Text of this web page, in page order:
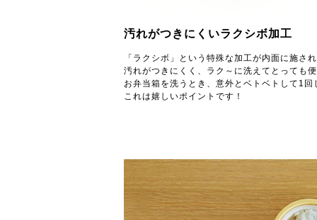
汚れがつきにくいラクシボ加工
「ラクシボ」という特殊な加工が内面に施さ
汚れがつきにくく、ラク～に洗えてとっても
お弁当箱を洗うとき、意外とベトベトして1
これは嬉しいポイントです！